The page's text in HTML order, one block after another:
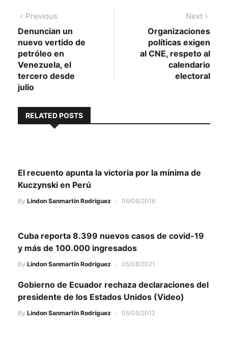
Navegación
de
entradas
Previous
post:
Denuncian un
nuevo vertido de
petróleo en
Venezuela, el
tercero desde
julio
Next
post:
Organizaciones
políticas exigen
al CNE, respeto al
calendario
electoral
RELATED POSTS
El recuento apunta la victoria por la mínima de
Kuczynski en Perú
By Lindon Sanmartín Rodríguez 06/06/2016
Cuba reporta 8.399 nuevos casos de covid-19
y más de 100.000 ingresados
By Lindon Sanmartín Rodríguez 05/08/2021
Gobierno de Ecuador rechaza declaraciones del
presidente de los Estados Unidos (Video)
By Lindon Sanmartín Rodríguez 05/05/2012